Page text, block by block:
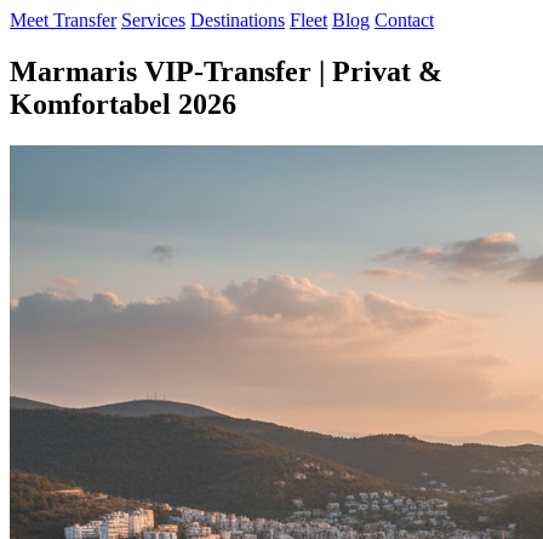
Meet Transfer Services Destinations Fleet Blog Contact
Marmaris VIP-Transfer | Privat &
Komfortabel 2026